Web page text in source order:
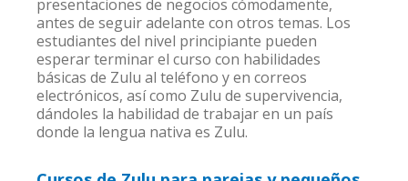
presentaciones de negocios cómodamente,
antes de seguir adelante con otros temas. Los
estudiantes del nivel principiante pueden
esperar terminar el curso con habilidades
básicas de Zulu al teléfono y en correos
electrónicos, así como Zulu de supervivencia,
dándoles la habilidad de trabajar en un país
donde la lengua nativa es Zulu.